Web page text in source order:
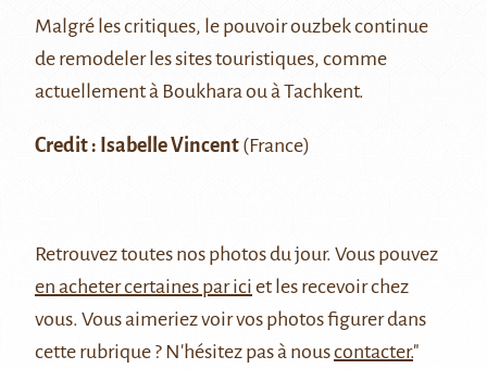
Malgré les critiques, le pouvoir ouzbek continue
de remodeler les sites touristiques, comme
actuellement à Boukharaou àTachkent.
Credit : Isabelle Vincent (France)
Retrouveztoutes nos photos du jour. Vous pouvez
en acheter certaines par ici et les recevoir chez
vous. Vous aimeriez voir vos photos figurer dans
cette rubrique ? N'hésitez pas à nouscontacter."